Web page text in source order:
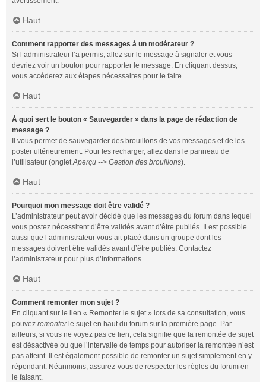
Haut
Comment rapporter des messages à un modérateur ?
Si l’administrateur l’a permis, allez sur le message à signaler et vous
devriez voir un bouton pour rapporter le message. En cliquant dessus,
vous accéderez aux étapes nécessaires pour le faire.
Haut
À quoi sert le bouton « Sauvegarder » dans la page de rédaction de
message ?
Il vous permet de sauvegarder des brouillons de vos messages et de les
poster ultérieurement. Pour les recharger, allez dans le panneau de
l’utilisateur (ongletAperçu --> Gestion des brouillons).
Haut
Pourquoi mon message doit être validé ?
L’administrateur peut avoir décidé que les messages du forum dans lequel
vous postez nécessitent d’être validés avant d’être publiés. Il est possible
aussi que l’administrateur vous ait placé dans un groupe dont les
messages doivent être validés avant d’être publiés. Contactez
l’administrateur pour plus d’informations.
Haut
Comment remonter mon sujet ?
En cliquant sur le lien « Remonter le sujet » lors de sa consultation, vous
pouvez remonterle sujet en haut du forum sur la première page. Par
ailleurs, si vous ne voyez pas ce lien, cela signifie que la remontée de sujet
est désactivée ou que l’intervalle de temps pour autoriser la remontée n’est
pas atteint. Il est également possible de remonter un sujet simplement en y
répondant. Néanmoins, assurez-vous de respecter les règles du forum en
le faisant.